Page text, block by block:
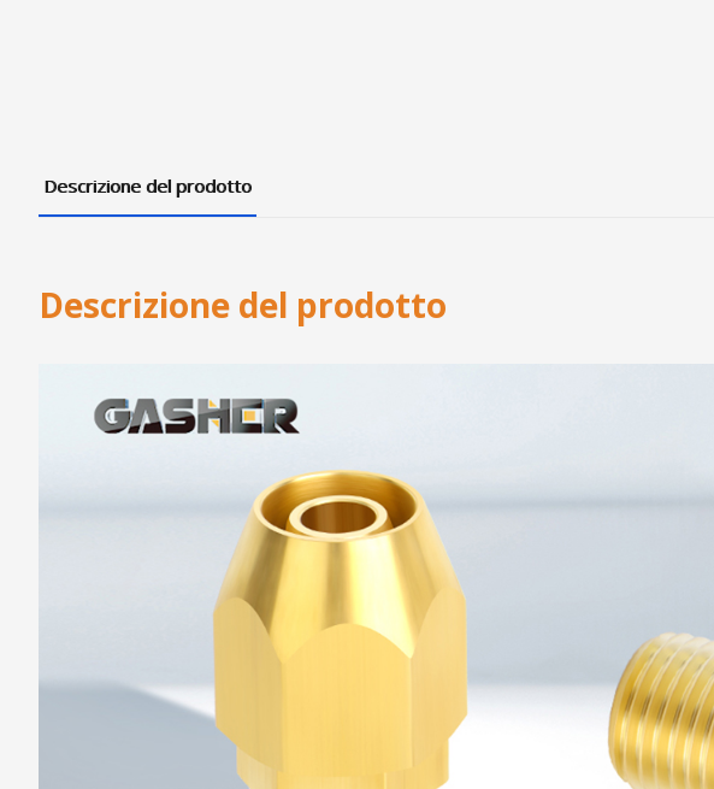
Descrizione del prodotto
Descrizione del prodotto